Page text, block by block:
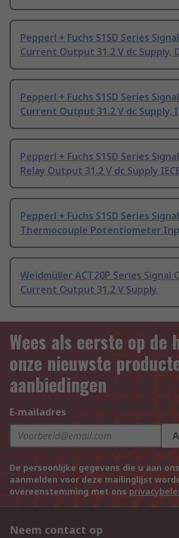
Pepperl + Fuchs S1SD Series
Current Output 31.2 V dc Supply,
Pepperl + Fuchs S1SD Series
Current Output 31.2 V dc Supply,
Pepperl + Fuchs S1SD Series
Relay Output 31.2 V dc Supply
Pepperl + Fuchs S1SD Series
Thermocouple Potentiometer
Weidmüller ACT20P Series Signal
Current Output 31.2 V Supply
Wees als eerste op de
onze nieuwste
aanbiedingen
E-mailadres
De persoonlijke gegevens die u aan
aanmelden voor deze mailinglijst
overeenstemming met ons
Neem contact op